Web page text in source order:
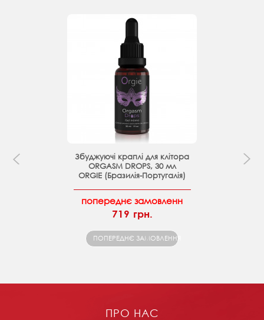
Збуджуючі краплі для клітора
ORGASM DROPS, 30 мл
ORGIE (Бразилія-Португалія)
попереднє замовленн
719 грн.
ПОПЕРЕДНЄ ЗАМОВЛЕННЯ
ПРО НАС